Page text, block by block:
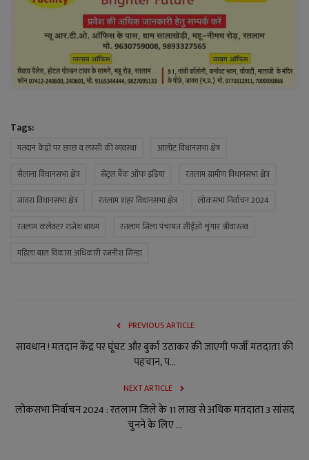
Tags:
मतदान केंद्रों पर छाछ व लस्सी की व्यवस्था
आलोट विधानसभा क्षेत्र
सैलाना विधानसभा क्षेत्र
सेंट्रल बैंक ऑफ इंडिया
रतलाम ग्रामीण विधानसभा क्षेत्र
जावरा विधानसभा क्षेत्र
रतलाम शहर विधानसभा क्षेत्र
लोकसभा निर्वाचन 2024
रतलाम कलेक्टर राजेश बाथम
रतलाम जिला पंचायत सीईओ शृंगार श्रीवास्तव
महिला बाल विकास अधिकारी रजनीश सिन्हा
PREVIOUS ARTICLE
सावधान ! मतदान केंद्र पर घूंघट और बुर्का उठाकर की जाएगी फर्जी मतदाता की
पहचान, प...
NEXT ARTICLE
लोकसभा निर्वाचन 2024 : रतलाम जिले के 11 लाख से अधिक मतदाता 3 सांसद
चुनने के लिए ...